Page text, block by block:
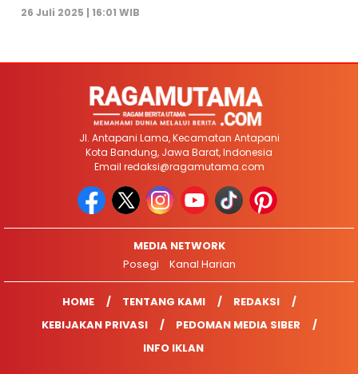
26 Juli 2025 | 16:01 WIB
Jl. Antapani Lama, Kecamatan Antapani
Kota Bandung, Jawa Barat, Indonesia
Email redaksi@ragamutama.com
MEDIA NETWORK
Posegi
Kanal Harian
HOME TENTANG KAMI
REDAKSI
KEBIJAKAN PRIVASI
PEDOMAN MEDIA SIBER
INFO IKLAN